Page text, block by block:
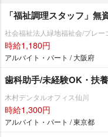
「福祉調理スタッフ」無
社会福祉法人緑地福祉会/プレ
時給1,180円
アルバイト・パート / 大阪府
歯科助手/未経験OK・扶
木村デンタルオフィス仙川
時給1,300円
アルバイト・パート / 東京都